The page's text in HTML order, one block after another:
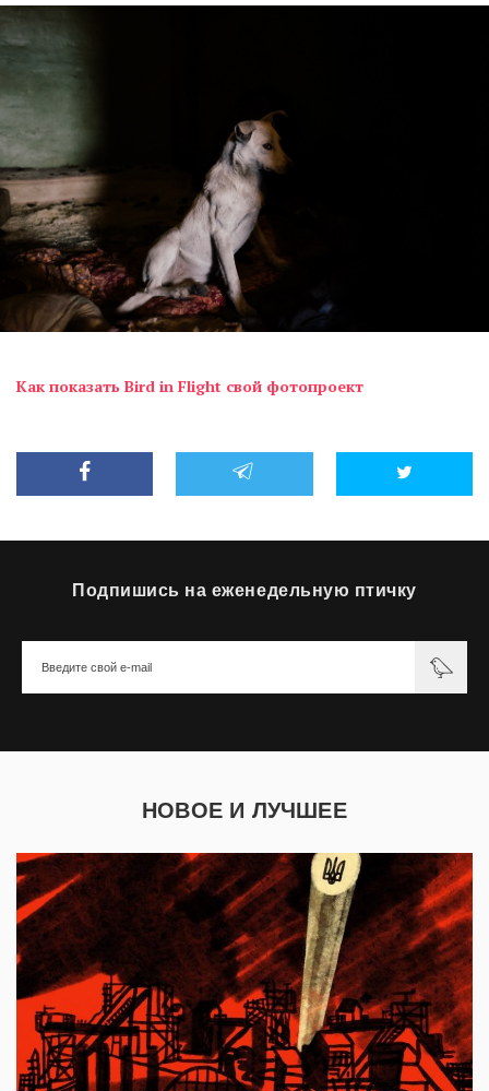
Как показать Bird in Flight свой фотопроект
Подпишись на еженедельную птичку
НОВОЕ И ЛУЧШЕЕ